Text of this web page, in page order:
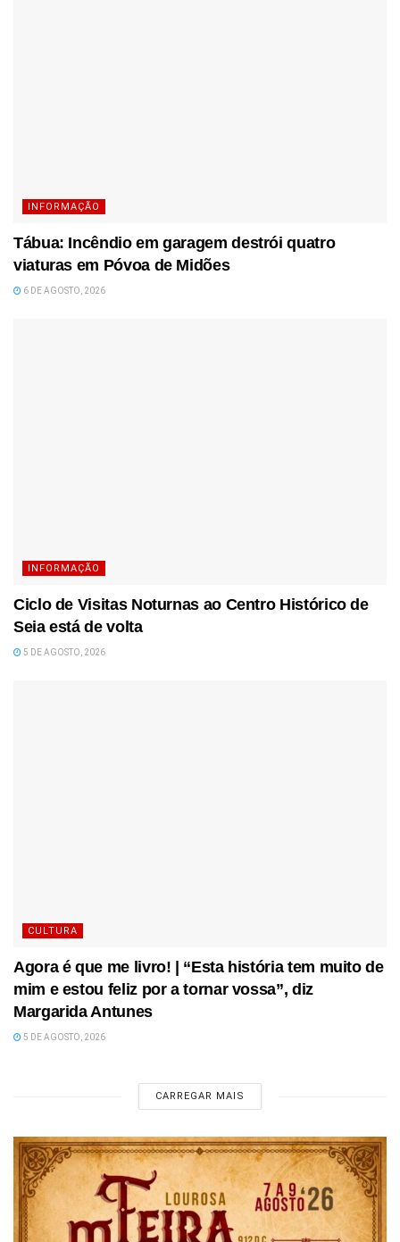
INFORMAÇÃO
Tábua: Incêndio em garagem destrói quatro
viaturas em Póvoa de Midões
6 DE AGOSTO, 2026
INFORMAÇÃO
Ciclo de Visitas Noturnas ao Centro Histórico de
Seia está de volta
5 DE AGOSTO, 2026
CULTURA
Agora é que me livro! | “Esta história tem muito de
mim e estou feliz por a tornar vossa”, diz
Margarida Antunes
5 DE AGOSTO, 2026
CARREGAR MAIS